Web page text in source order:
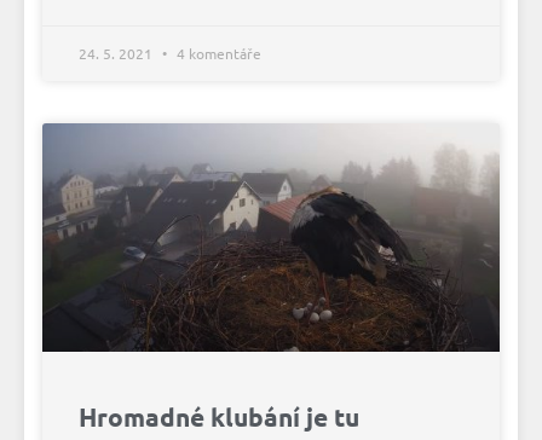
24. 5. 2021 4 komentáře
Hromadné klubání je tu